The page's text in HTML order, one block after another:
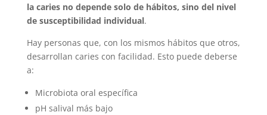
la caries no depende solo de hábitos, sino del nivel
de susceptibilidad individual.
Hay personas que, con los mismos hábitos que otros,
desarrollan caries con facilidad. Esto puede deberse
a:
Microbiota oral específica
pH salival más bajo